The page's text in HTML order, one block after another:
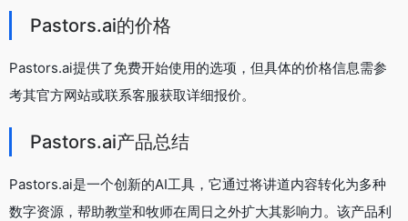
Pastors.ai的价格
Pastors.ai提供了免费开始使用的选项，但具体的价格信息需参
考其官方网站或联系客服获取详细报价。
Pastors.ai产品总结
Pastors.ai是一个创新的AI工具，它通过将讲道内容转化为多种
数字资源，帮助教堂和牧师在周日之外扩大其影响力。该产品利